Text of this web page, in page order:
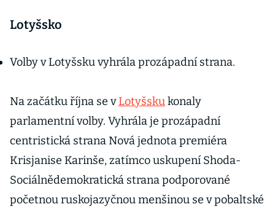
Lotyšsko
Volby v Lotyšsku vyhrála prozápadní strana.
Na začátku října se vLotyšskukonaly
parlamentní volby. Vyhrála je prozápadní
centristická strana Nová jednota premiéra
Krisjanise Karinše, zatímco uskupení Shoda-
Sociálnědemokratická strana podporované
početnou ruskojazyčnou menšinou se v pobaltské